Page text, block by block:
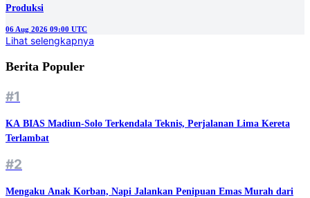
Es Tradisional yang Segar untuk Perayaan 17 Agustus
#4
Persebaya Juara Piala Presiden 2026, Bonek Konvoi Rayakan Gelar
#5
Pembangunan Gedung Poltera Senilai Rp59 Miliar Molor dari Target
Awal